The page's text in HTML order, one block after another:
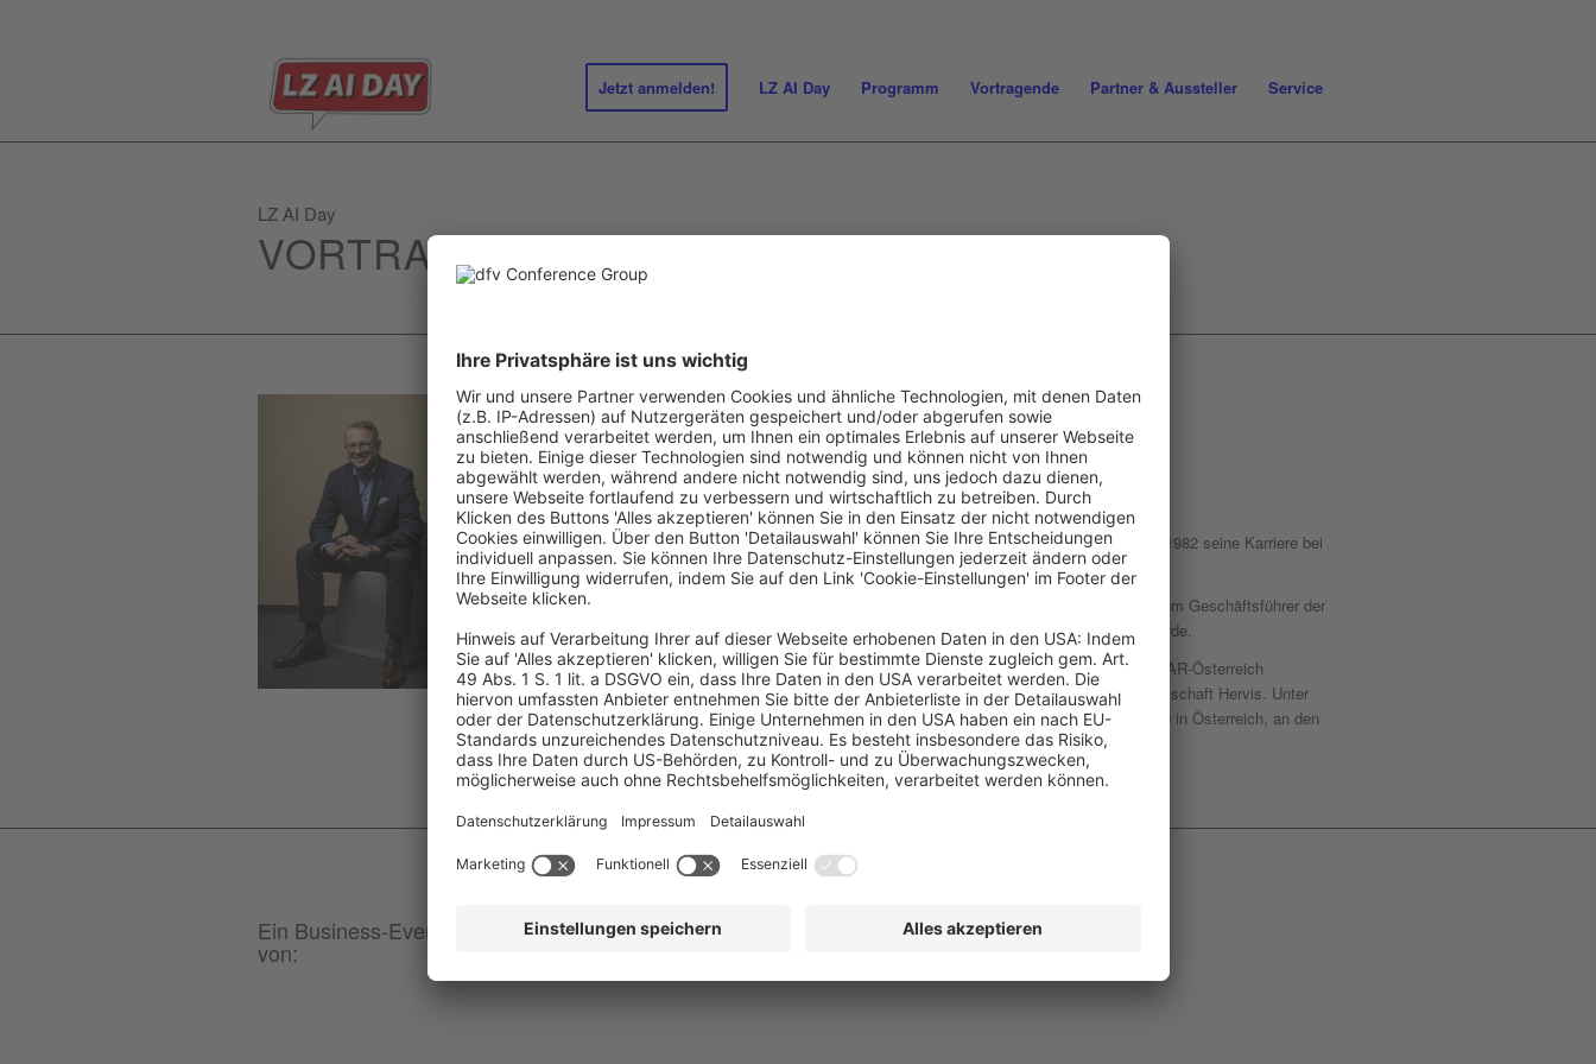
Jetzt anmelden! LZ AI Day Programm Vortragende Partner & Aussteller Service
LZ AI Day
VORTRAGENDE
ANDREAS KRANABITL
Geschäftsführer, SPAR ICS
Andreas Kranabitl, gebürtig aus Bad Ischl, startete nach Abschluss der Handelsakademie 1982 seine Karriere bei
SPAR im Rechenzentrum.
2007 übernahm er die Leitung der österreichischen SPAR IT-Organisation, bevor er 2010 zum Geschäftsführer der
konzernweit tätigen SPAR Information & Communication Services GmbH (ICS) berufen wurde.
In dieser Funktion verantwortet er die konzernweite IT-Dienstleistungserbringung für die SPAR-Österreich
Unternehmensgruppe, einschließlich der SPAR-Einkaufszentren SES und der Tochtergesellschaft Hervis. Unter
seiner Leitung arbeiten rund 760 Mitarbeitende in fünf europäischen Ländern, davon ca. 530 in Österreich, an den
Standorten Salzburg, Wernberg bei Villach und Wien.
Ein Business-Event
von: